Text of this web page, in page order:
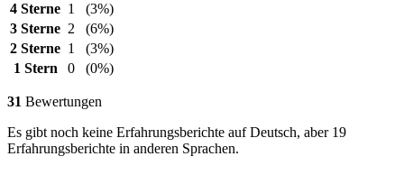
4 Sterne 1
(3%)
3 Sterne 2
(6%)
2 Sterne 1
(3%)
1 Stern
0 (0%)
31 Bewertungen
Es gibt noch keine Erfahrungsberichte auf Deutsch, aber 19
Erfahrungsberichte in anderen Sprachen.